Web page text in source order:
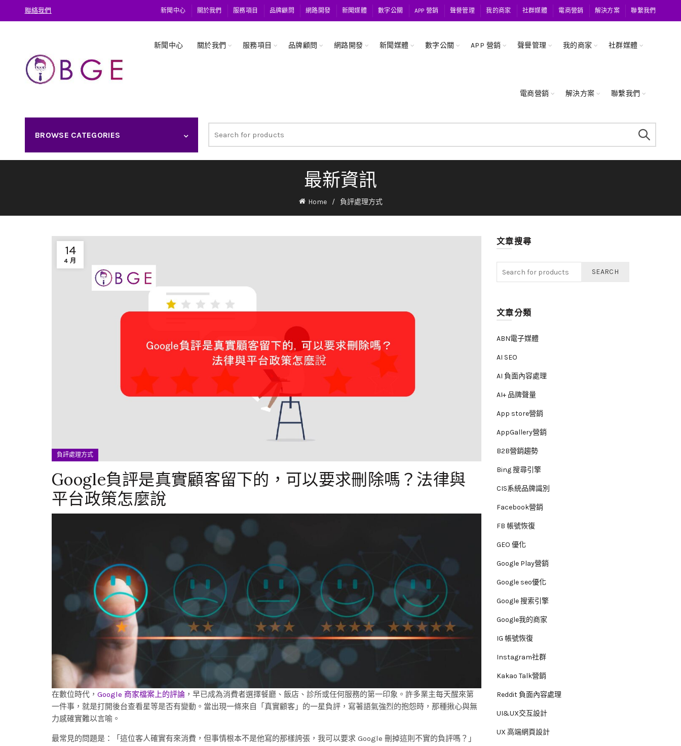
聯絡我們 新聞中心 關於我們 服務項目 品牌顧問 網路開發 新聞媒體 數字公關 APP 營銷 聲譽管理 我的商家 社群媒體 電商營銷 解決方案 聯繫我們
新聞中心 關於我們 服務項目 品牌顧問 網路開發 新聞媒體 數字公關 APP 營銷 聲譽管理 我的商家 社群媒體
電商營銷 解決方案 聯繫我們
BROWSE CATEGORIES
for:
最新資訊
Home 負評處理方式
14
4 月
負評處理方式
Google負評是真實顧客留下的，可以要求刪除嗎？法律與
平台政策怎麼說
在數位時代， Google 商家檔案上的評論 ，早已成為消費者選擇餐廳、飯店、診所或任何服務的第一印象。許多業主每天醒來第
一件事，就是打開後台查看星等是否有變動。當出現一條來自「真實顧客」的一星負評，寫著語氣強烈的抱怨時，那種揪心與無
力感確實難以言喻。
最常見的問題是：「這位客人確實有來消費，但事情根本不是他寫的那樣誇張，我可以要求 Google 刪掉這則不實的負評嗎？」
文章搜尋
SEARCH
文章分類
ABN電子媒體
AI SEO
AI 負面內容處理
AI+ 品牌聲量
App store營銷
AppGallery營銷
B2B營銷趨勢
Bing 搜尋引擎
CIS系統品牌識別
Facebook營銷
FB 帳號恢復
GEO 優化
Google Play營銷
Google seo優化
Google 搜索引擎
Google我的商家
IG 帳號恢復
Instagram社群
Kakao Talk營銷
Reddit 負面內容處理
UI&UX交互設計
UX 高端網頁設計